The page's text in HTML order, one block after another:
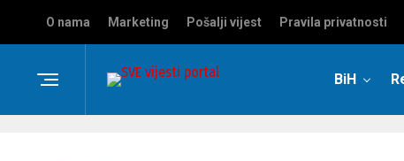
O nama Marketing Pošalji vijest Pravila privatnosti
BiH